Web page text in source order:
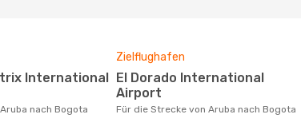
Aruba nach Bogota
Zielflughafen
El Dorado International
Airport
Für die Strecke von Aruba nach Bogota